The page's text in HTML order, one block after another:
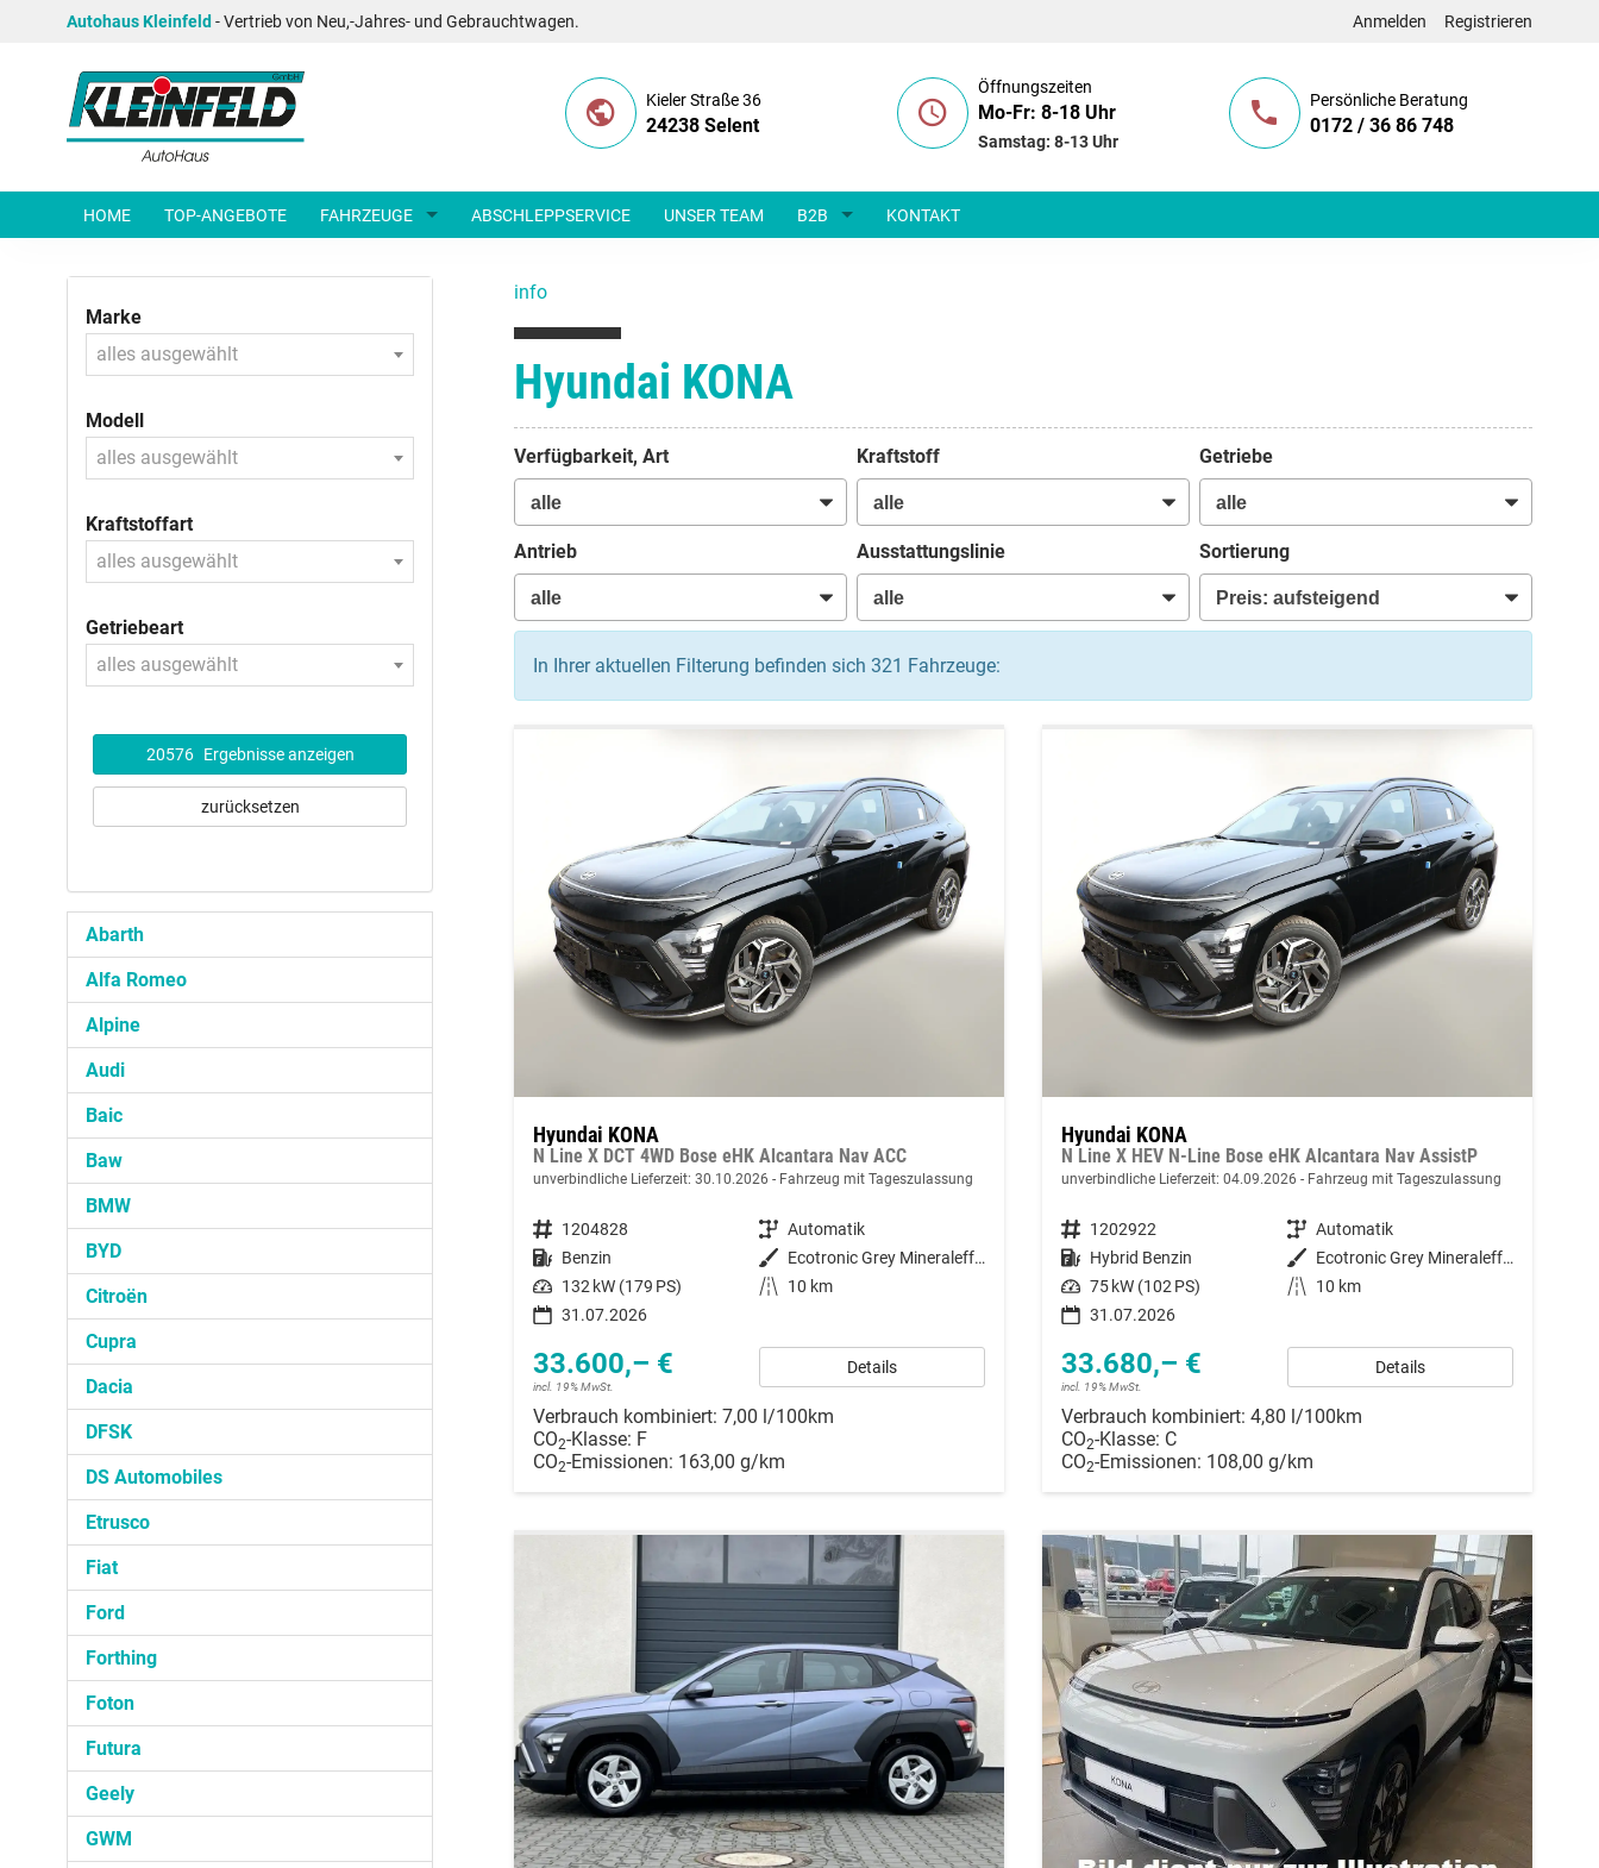
Autohaus Kleinfeld - Vertrieb von Neu,-Jahres- und Gebrauchtwagen. Anmelden Registrieren
Kieler Straße 36
24238 Selent
Öffnungszeiten
Mo-Fr: 8-18 Uhr
Samstag: 8-13 Uhr
Persönliche Beratung
0172 / 36 86 748
HOME TOP-ANGEBOTE FAHRZEUGE ABSCHLEPPSERVICE UNSER TEAM B2B KONTAKT
info
Hyundai KONA
Verfügbarkeit, Art Kraftstoff Getriebe
Antrieb Ausstattungslinie Sortierung
In Ihrer aktuellen Filterung befinden sich 321 Fahrzeuge:
Hyundai KONA
N Line X DCT 4WD Bose eHK Alcantara Nav ACC
unverbindliche Lieferzeit: 30.10.2026 Fahrzeug mit Tageszulassung
Fahrzeugnummer 1204828 Getriebe Automatik
Kraftstoff Benzin Außenfarbe
Ecotronic Grey Mineraleffekt
Leistung 132 kW (179 PS) Kilometerstand
10 km
31.07.2026
33.600,– €
incl. 19% MwSt.
Details
Verbrauch kombiniert: 7,00 l/100km
CO2-Klasse: F
CO2-Emissionen: 163,00 g/km
Hyundai KONA
N Line X HEV N-Line Bose eHK Alcantara Nav AssistP
unverbindliche Lieferzeit: 04.09.2026 Fahrzeug mit Tageszulassung
Fahrzeugnummer 1202922 Getriebe Automatik
Kraftstoff Hybrid Benzin Außenfarbe
Ecotronic Grey Mineraleffekt / D
Leistung 75 kW (102 PS) Kilometerstand
10 km
31.07.2026
33.680,– €
incl. 19% MwSt.
Details
Verbrauch kombiniert: 4,80 l/100km
CO2-Klasse: C
CO2-Emissionen: 108,00 g/km
Marke
alles ausgewählt
Modell
alles ausgewählt
Kraftstoffart
alles ausgewählt
Getriebeart
alles ausgewählt
20576 Ergebnisse anzeigen
zurücksetzen
Abarth
Alfa Romeo
Alpine
Audi
Baic
Baw
BMW
BYD
Citroën
Cupra
Dacia
DFSK
DS Automobiles
Etrusco
Fiat
Ford
Forthing
Foton
Futura
Geely
GWM